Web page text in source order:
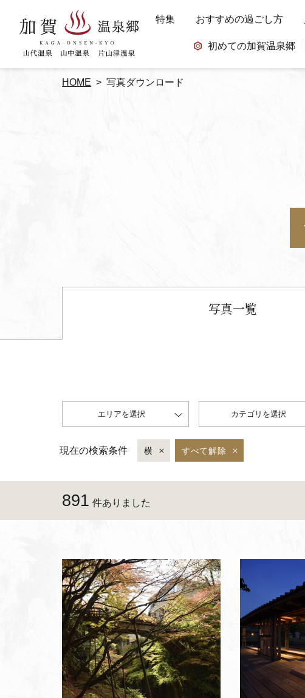
特集 おすすめの過ごし方
初めての加賀温泉郷
HOME 写真ダウンロード
写真一覧
エリアを選択 カテゴリを選択
現在の検索条件 横 すべて解除
891 件ありました